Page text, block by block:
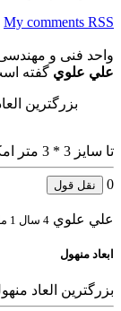
My comments RSS
واحد فنی و
علي علوي گفته
بزرگترين
تا سایز 3 * 3 متر امکان تولید منهول یکپارچه وجود دارد.
0 نقل قول
علي علوي 4 سال 1 ماه
ابعاد منهول
بزرگترين العاد